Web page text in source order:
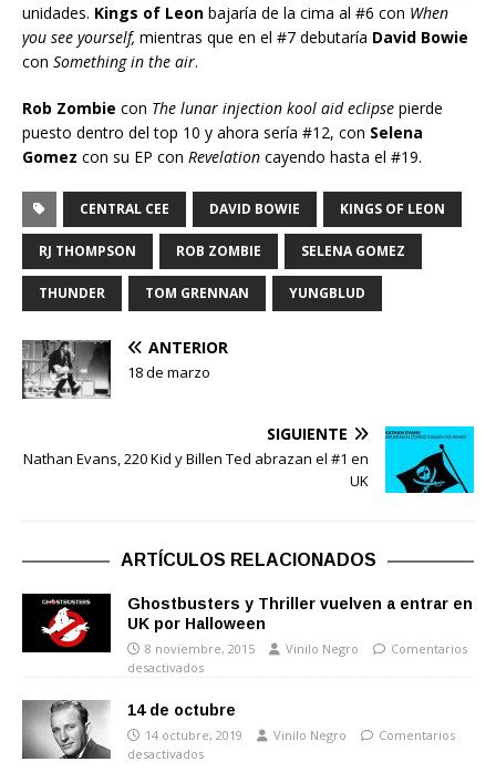
unidades. Kings of Leon bajaría de la cima al #6 con When
you see yourself, mientras que en el #7 debutaría David Bowie
con Something in the air.
Rob Zombie con The lunar injection kool aid eclipse pierde
puesto dentro del top 10 y ahora sería #12, con Selena
Gomez con su EP con Revelation cayendo hasta el #19.
CENTRAL CEE DAVID BOWIE KINGS OF LEON
RJ THOMPSON ROB ZOMBIE SELENA GOMEZ
THUNDER TOM GRENNAN YUNGBLUD
ANTERIOR
18 de marzo
SIGUIENTE
Nathan Evans, 220 Kid y Billen Ted abrazan el #1 en
UK
ARTÍCULOS RELACIONADOS
Ghostbusters y Thriller vuelven a entrar en
UK por Halloween
8 noviembre, 2015 Vinilo Negro
Comentarios
desactivados
14 de octubre
14 octubre, 2019 Vinilo Negro
Comentarios
desactivados